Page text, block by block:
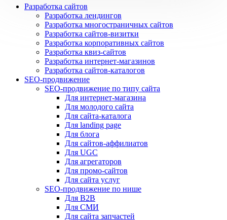
Разработка сайтов
Разработка лендингов
Разработка многостраничных сайтов
Разработка сайтов-визитки
Разработка корпоративных сайтов
Разработка квиз-сайтов
Разработка интернет-магазинов
Разработка сайтов-каталогов
SEO-продвижение
SEO-продвижение по типу сайта
Для интернет-магазина
Для молодого сайта
Для сайта-каталога
Для landing page
Для блога
Для сайтов-аффилиатов
Для UGC
Для агрегаторов
Для промо-сайтов
Для сайта услуг
SEO-продвижение по нише
Для B2B
Для СМИ
Для сайта запчастей